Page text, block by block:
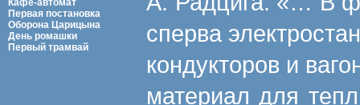
Кафе-автомат
Первая постановка
Оборона Царицына
День ромашки
Первый трамвай
сперва
кондукторов и
материал для